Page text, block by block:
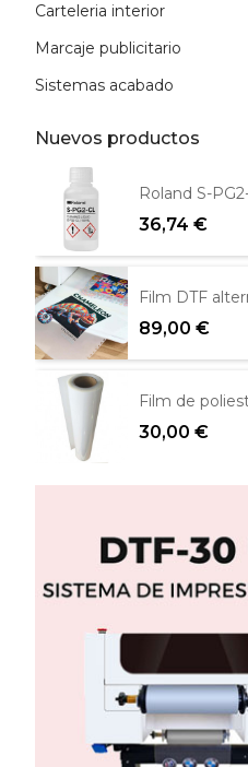
Carteleria interior
Marcaje publicitario
Sistemas acabado
Nuevos productos
36,74 €
89,00 €
30,00 €